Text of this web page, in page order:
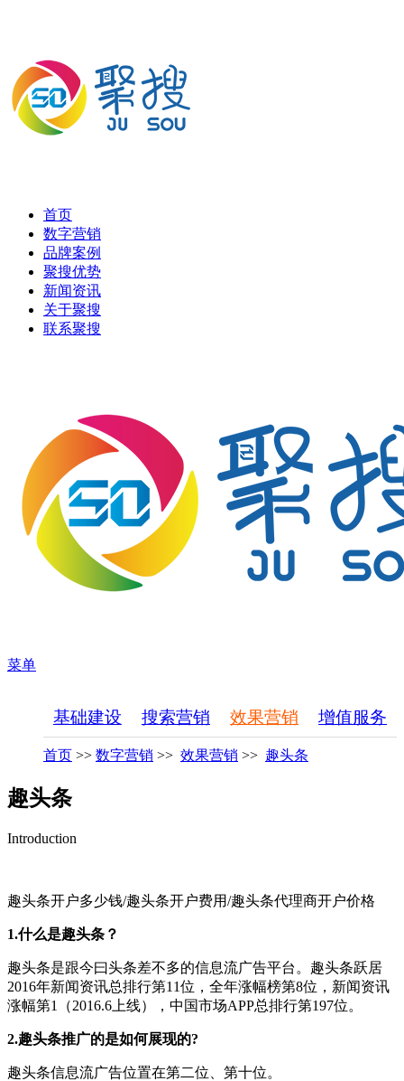
首页
数字营销
品牌案例
聚搜优势
新闻资讯
关于聚搜
联系聚搜
菜单
基础建设 搜索营销 效果营销 增值服务
首页 >> 数字营销 >> 效果营销 >> 趣头条
趣头条
Introduction
趣头条开户多少钱/趣头条开户费用/趣头条代理商开户价格
1.什么是趣头条？
趣头条是跟今曰头条差不多的信息流广告平台。趣头条跃居
2016年新闻资讯总排行第11位，全年涨幅榜第8位，新闻资讯
涨幅第1（2016.6上线），中国市场APP总排行第197位。
2.趣头条推广的是如何展现的?
趣头条信息流广告位置在第二位、第十位。